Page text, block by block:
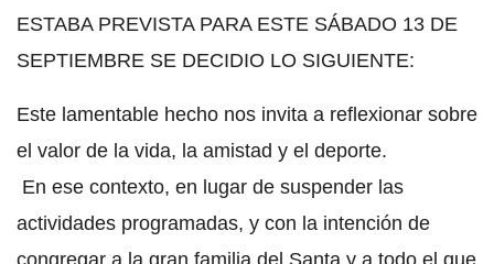
ESTABA PREVISTA PARA ESTE SÁBADO 13 DE
SEPTIEMBRE SE DECIDIO LO SIGUIENTE:
Este lamentable hecho nos invita a reflexionar sobre
el valor de la vida, la amistad y el deporte.
En ese contexto, en lugar de suspender las
actividades programadas, y con la intención de
congregar a la gran familia del Santa y a todo el que